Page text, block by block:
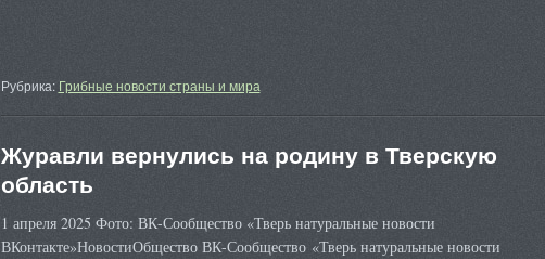
Рубрика: Грибные новости страны и мира
Журавли вернулись на родину в Тверскую
область
1 апреля 2025 Фото: ВК-Сообщество «Тверь натуральные новости
ВКонтакте»НовостиОбщество ВК-Сообщество «Тверь натуральные новости